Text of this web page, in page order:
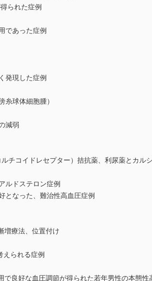
られた症例
であった症例
発現した症例
糸球体細胞腫）
減弱
チコイドレセプター）拮抗薬、利尿薬とカル
ルドステロン症例
となった、難治性高血圧症例
増療法、位置付け
えられる症例
良好な血圧調節が得られた若年男性の本態性